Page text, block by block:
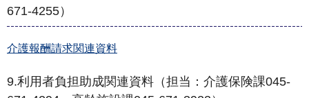
671-4255）
介護報酬請求関連資料
9.利用者負担助成関連資料（担当：介護保険課045-